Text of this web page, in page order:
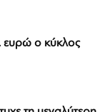
ο κύκλος